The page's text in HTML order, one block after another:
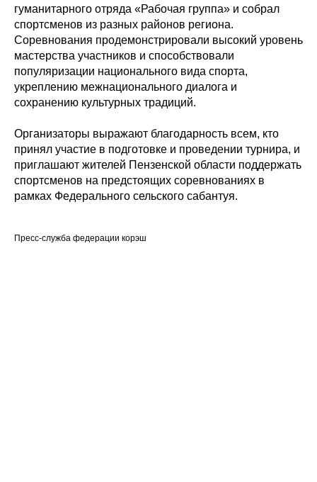
гуманитарного отряда «Рабочая группа» и собрал
спортсменов из разных районов региона.
Соревнования продемонстрировали высокий уровень
мастерства участников и способствовали
популяризации национального вида спорта,
укреплению межнационального диалога и
сохранению культурных традиций.
Организаторы выражают благодарность всем, кто
принял участие в подготовке и проведении турнира, и
приглашают жителей Пензенской области поддержать
спортсменов на предстоящих соревнованиях в
рамках Федерального сельского сабантуя.
Пресс-служба федерации корэш